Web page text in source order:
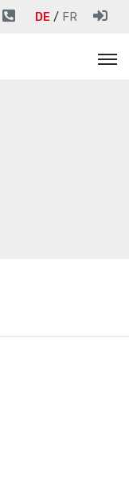
DE FR